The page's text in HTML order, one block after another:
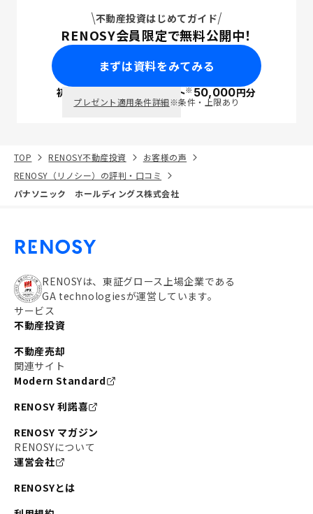
不動産投資はじめてガイド
RENOSY会員限定で無料公開中！
まずは資料をみてみる
初回面談で ポイント※50,000円分
プレゼント適用条件詳細※条件・上限あり
TOP RENOSY不動産投資
お客様の声
RENOSY（リノシー）の評判・口コミ
パナソニック ホールディングス株式会社
RENOSYは、東証グロース上場企業である
GA technologiesが運営しています。
サービス
不動産投資
不動産売却
関連サイト
Modern Standard
RENOSY 利諾喜
RENOSY マガジン
RENOSYについて
運営会社
RENOSYとは